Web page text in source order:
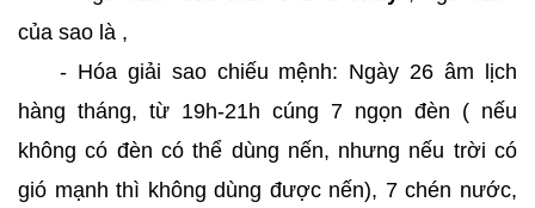
của sao là ,
- Hóa giải sao chiếu mệnh: Ngày 26 âm lịch
hàng tháng, từ 19h-21h cúng 7 ngọn đèn ( nếu
không có đèn có thể dùng nến, nhưng nếu trời có
gió mạnh thì không dùng được nến), 7 chén nước,